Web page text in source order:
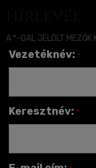
A *-GAL JELÖLT MEZŐK
Vezetéknév: *
Keresztnév: *